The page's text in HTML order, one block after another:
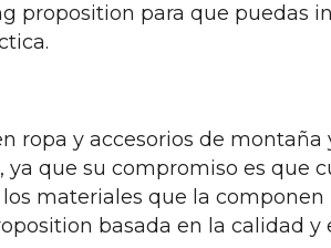
proposition para que puedas
ropa y accesorios de
que su compromiso es que
materiales que la
basada en la calidad